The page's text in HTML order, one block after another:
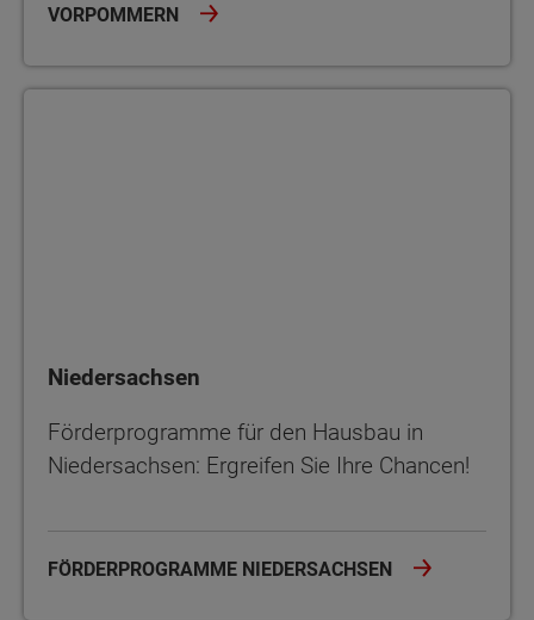
VORPOMMERN
Niedersachsen
Förderprogramme für den Hausbau in
Niedersachsen: Ergreifen Sie Ihre Chancen!
FÖRDERPROGRAMME NIEDERSACHSEN